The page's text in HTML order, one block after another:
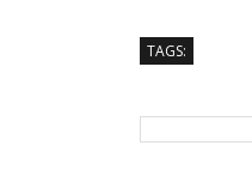
TAGS: